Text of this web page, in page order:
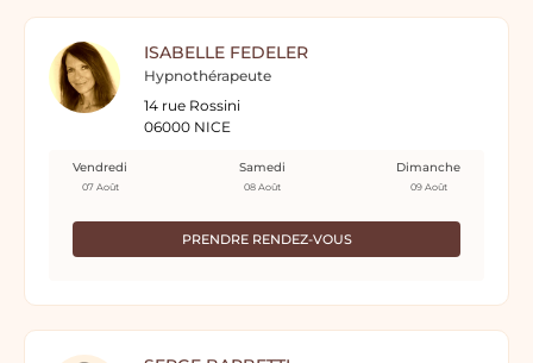
ISABELLE FEDELER
Hypnothérapeute
14 rue Rossini
06000 NICE
PRENDRE RENDEZ-VOUS
Vendredi
07 Août
Samedi
08 Août
Dimanche
09 Août